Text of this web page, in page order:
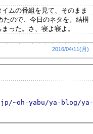
ムの番組を見て、そのまま
ので、今日のネタを。結構
った。さ、寝よ寝よ。
2016/04/11(月)
~oh-yabu/ya-blog/ya-